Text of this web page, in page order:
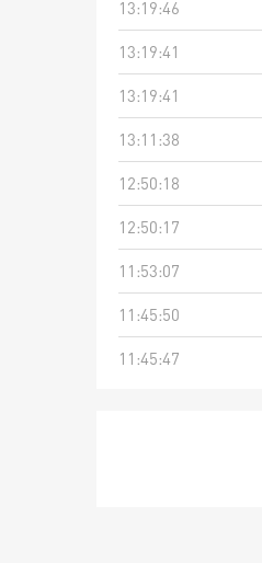
13:19:46
13:19:41
13:19:41
13:11:38
12:50:18
12:50:17
11:53:07
11:45:50
11:45:47